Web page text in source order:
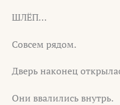
ШЛЁП…
Совсем рядом.
Дверь наконец
Они ввалились внутрь.